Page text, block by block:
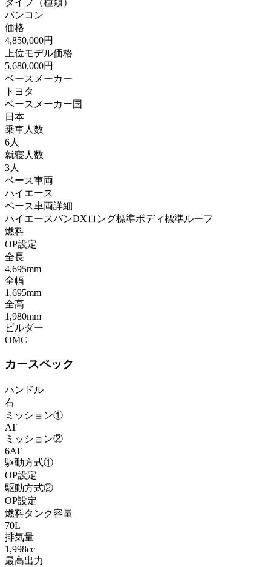
バンコン
価格
4,850,000円
上位モデル価格
5,680,000円
ベースメーカー
トヨタ
ベースメーカー国
日本
乗車人数
6人
就寝人数
3人
ベース車両
ハイエース
ベース車両詳細
ハイエースバンDXロング標準ボディ標準ルーフ
燃料
OP設定
全長
4,695mm
全幅
1,695mm
全高
1,980mm
ビルダー
OMC
カースペック
ハンドル
右
ミッション①
AT
ミッション②
6AT
駆動方式①
OP設定
駆動方式②
OP設定
燃料タンク容量
70L
排気量
1,998cc
最高出力